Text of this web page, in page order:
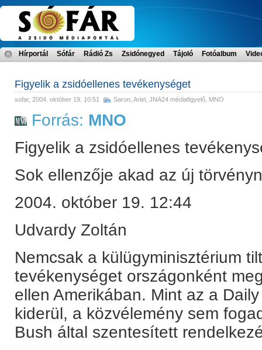
Hírportál Sófár Rádió Zs Zsidónegyed Tájoló Fotóalbum
Figyelik a zsidóellenes tevékenységet
sofar, 2004. október 19. 10:51 Saron, Ariel JNA24 médiafigyelő MNO
Forrás: MNO
Figyelik a zsidóellenes
Sok ellenzője akad az új
2004. október 19. 12:44
Udvardy Zoltán
Nemcsak a külügyminisztérium
tevékenységet országonként
ellen Amerikában. Mint az a
kiderül, a közvélemény sem
Bush által szentesített